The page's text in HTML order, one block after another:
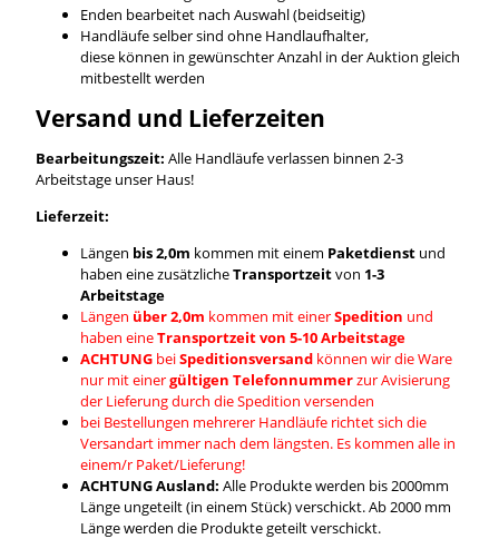
Enden bearbeitet nach Auswahl (beidseitig)
Handläufe selber sind ohne Handlaufhalter,
diese können in gewünschter Anzahl in der Auktion gleich
mitbestellt werden
Versand und Lieferzeiten
Bearbeitungszeit: Alle Handläufe verlassen binnen 2-3
Arbeitstage unser Haus!
Lieferzeit:
Längen bis 2,0m kommen mit einem Paketdienstund
haben eine zusätzlicheTransportzeitvon 1-3
Arbeitstage
Längen über 2,0m kommen mit einerSpedition und
haben eineTransportzeit von 5-10 Arbeitstage
ACHTUNGbeiSpeditionsversandkönnen wir die Ware
nur mit einergültigen Telefonnummerzur Avisierung
der Lieferung durch die Spedition versenden
bei Bestellungen mehrerer Handläufe richtet sich die
Versandart immer nach dem längsten. Es kommen alle in
einem/r Paket/Lieferung!
ACHTUNG Ausland: Alle Produkte werden bis 2000mm
Länge ungeteilt (in einem Stück) verschickt. Ab 2000 mm
Länge werden die Produkte geteilt verschickt.